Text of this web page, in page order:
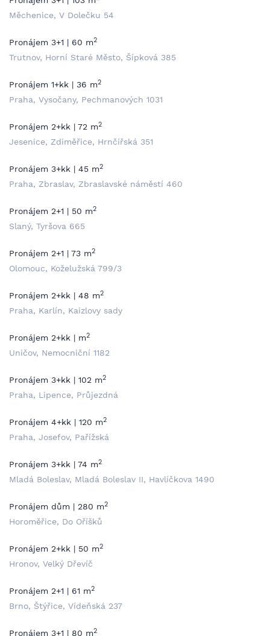
Měchenice, V Dolečku 54
Pronájem 3+1 | 60 m2
Trutnov, Horní Staré Město, Šípková 385
Pronájem 1+kk | 36 m2
Praha, Vysočany, Pechmanových 1031
Pronájem 2+kk | 72 m2
Jesenice, Zdiměřice, Hrnčířská 351
Pronájem 3+kk | 45 m2
Praha, Zbraslav, Zbraslavské náměstí 460
Pronájem 2+1 | 50 m2
Slaný, Tyršova 665
Pronájem 2+1 | 73 m2
Olomouc, Koželužská 799/3
Pronájem 2+kk | 48 m2
Praha, Karlín, Kaizlovy sady
Pronájem 2+kk | m2
Uničov, Nemocniční 1182
Pronájem 3+kk | 102 m2
Praha, Lipence, Průjezdná
Pronájem 4+kk | 120 m2
Praha, Josefov, Pařížská
Pronájem 3+kk | 74 m2
Mladá Boleslav, Mladá Boleslav II, Havlíčkova 1490
Pronájem dům | 280 m2
Horoměřice, Do Oříšků
Pronájem 2+kk | 50 m2
Hronov, Velký Dřevíč
Pronájem 2+1 | 61 m2
Brno, Štýřice, Vídeňská 237
Pronájem 3+1 | 80 m2